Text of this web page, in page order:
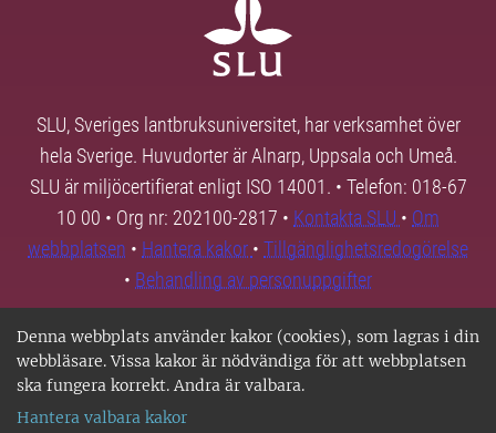
Denna webbplats använder kakor (cookies), som lagras i din
webbläsare. Vissa kakor är nödvändiga för att webbplatsen
ska fungera korrekt. Andra är valbara.
Hantera valbara kakor
SLU, Sveriges lantbruksuniversitet, har verksamhet över
hela Sverige. Huvudorter är Alnarp, Uppsala och Umeå.
SLU är miljöcertifierat enligt ISO 14001. • Telefon: 018-67
10 00 • Org nr: 202100-2817 • Kontakta SLU • Om
webbplatsen • Hantera kakor • Tillgänglighetsredogörelse
• Behandling av personuppgifter